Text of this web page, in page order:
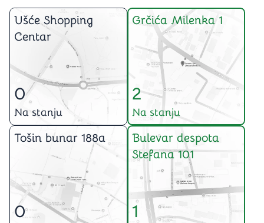
Ušće Shopping
Centar
0
Na stanju
Grčića Milenka 1
2
Na stanju
Tošin bunar 188a
0
Bulevar despota
Stefana 101
1